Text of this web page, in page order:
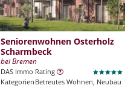
Seniorenwohnen Osterholz
Scharmbeck
bei Bremen
DAS Immo Rating
Kategorien Betreutes Wohnen, Neubau